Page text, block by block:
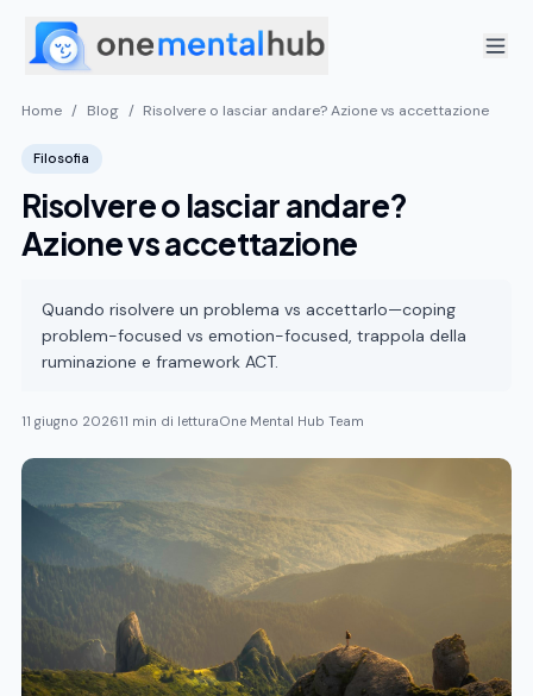
Home / Blog / Risolvere o lasciar andare? Azione vs accettazione
Filosofia
Risolvere o lasciar andare?
Azione vs accettazione
Quando risolvere un problema vs accettarlo—coping
problem-focused vs emotion-focused, trappola della
ruminazione e framework ACT.
11 giugno 202611 min di letturaOne Mental Hub Team